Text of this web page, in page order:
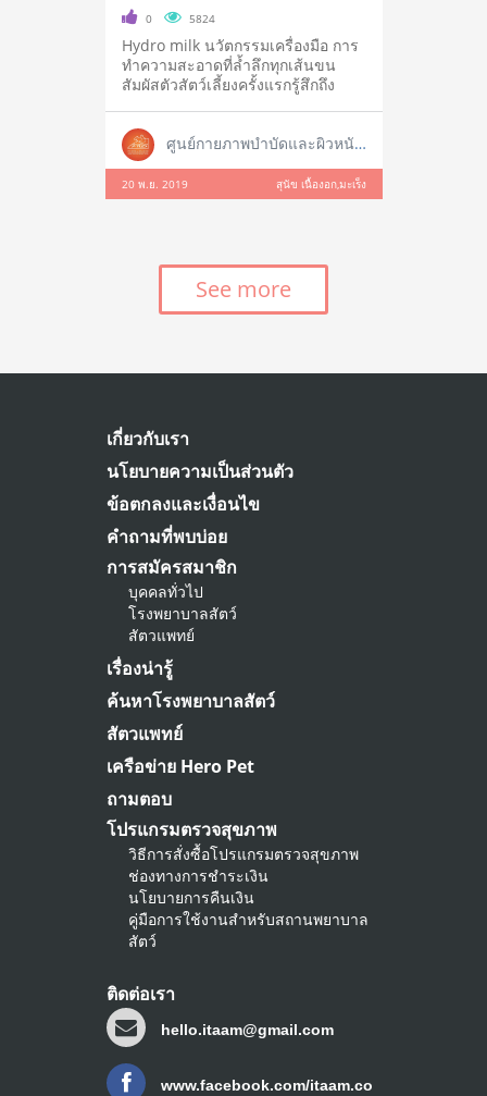
ทุกเส้นขน
0 5824
Hydro milk นวัตกรรมเครื่องมือ การ
ทำความสะอาดที่ล้ำลึกทุกเส้นขน
สัมผัสตัวสัตว์เลี้ยงครั้งแรกรู้สึกถึง
ศูนย์กายภาพบำบัดและผิวหนังสัตว์เลี้ยง
20 พ.ย. 2019 สุนัข เนื้องอก,มะเร็ง
See more
เกี่ยวกับเรา
นโยบายความเป็นส่วนตัว
ข้อตกลงและเงื่อนไข
คำถามที่พบบ่อย
การสมัครสมาชิก
บุคคลทั่วไป
โรงพยาบาลสัตว์
สัตวแพทย์
เรื่องน่ารู้
ค้นหาโรงพยาบาลสัตว์
สัตวแพทย์
เครือข่าย Hero Pet
ถามตอบ
โปรแกรมตรวจสุขภาพ
วิธีการสั่งซื้อโปรแกรมตรวจสุขภาพ
ช่องทางการชำระเงิน
นโยบายการคืนเงิน
คู่มือการใช้งานสำหรับสถานพยาบาล
สัตว์
ติดต่อเรา
hello.itaam@gmail.com
www.facebook.com/itaam.co